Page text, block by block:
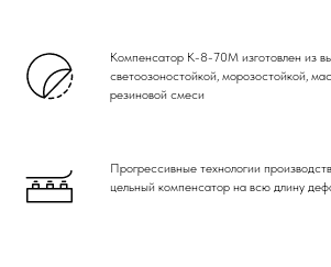
Компенсатор К-8-70М изготовлен из
светоозоностойкой, морозостойкой,
резиновой смеси
Прогрессивные технологии
цельный компенсатор на всю длину